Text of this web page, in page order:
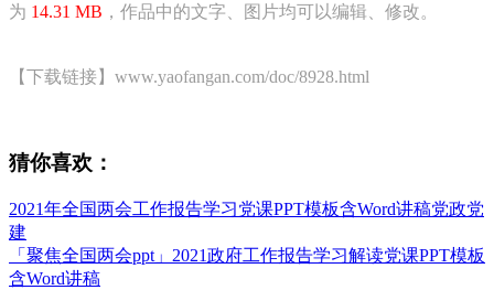
为 14.31 MB ，作品中的文字、图片均可以编辑、修改。
【下载链接】www.yaofangan.com/doc/8928.html
猜你喜欢：
2021年全国两会工作报告学习党课PPT模板含Word讲稿党政党
建
「聚焦全国两会ppt」2021政府工作报告学习解读党课PPT模板
含Word讲稿